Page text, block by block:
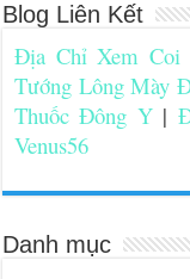
Blog Liên Kết
Địa Chỉ Xem Coi
Tướng Lông Mày
Thuốc Đông Y|
Venus56
Danh mục